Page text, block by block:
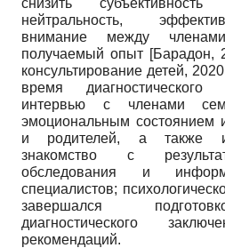
снизить
нейтральность,
внимание между
получаемый опыт [Барадон,
консультирование детей, 2020
время диагностического
интервью с членами
эмоциональным состоянием
и родителей, а также
знакомство с
обследования и
специалистов;
завершался
диагностического
рекомендаций.